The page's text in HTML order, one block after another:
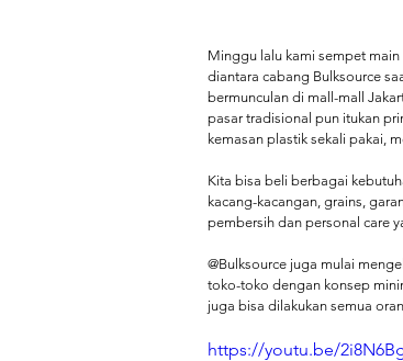
Minggu lalu kami sempet main
diantara cabang Bulksource
bermunculan di mall-mall
pasar tradisional pun itukan
kemasan plastik sekali pakai,
Kita bisa beli berbagai
kacang-kacangan, grains,
pembersih dan personal care
@Bulksource juga mulai
toko-toko dengan konsep
juga bisa dilakukan semua
https://youtu.be/